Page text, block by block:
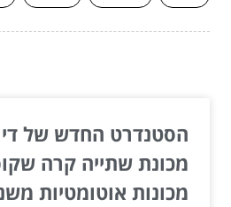
הסטנדרט החדש של
מכונת שתייה קרה
מכונות אוטומטיות